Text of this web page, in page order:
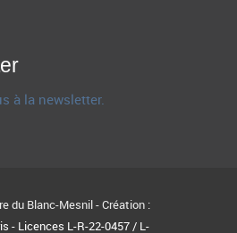
à la newsletter.
du Blanc-Mesnil - Création :
- Licences L-R-22-0457 / L-